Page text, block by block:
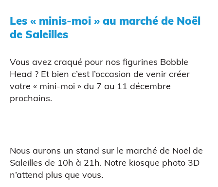
Figurine bobble head
Atelier découverte
Les « minis-moi » au marché de Noël
de Saleilles
Vous avez craqué pour nos figurines Bobble
Head ? Et bien c’est l’occasion de venir créer
votre « mini-moi » du 7 au 11 décembre
prochains.
Nous aurons un stand sur le marché de Noël de
Saleilles de 10h à 21h. Notre kiosque photo 3D
n’attend plus que vous.